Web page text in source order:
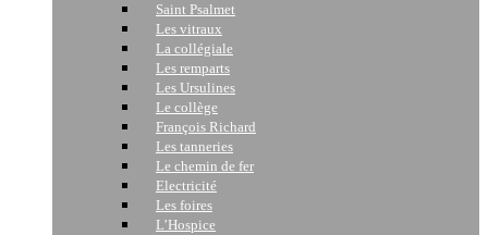
Saint Psalmet
Les vitraux
La collégiale
Les remparts
Les Ursulines
Le collège
François Richard
Les tanneries
Le chemin de fer
Electricité
Les foires
L’Hospice